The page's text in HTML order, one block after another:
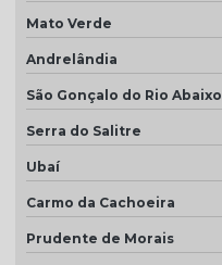
Mato Verde
Andrelândia
São Gonçalo do Rio Abaixo
Serra do Salitre
Ubaí
Carmo da Cachoeira
Prudente de Morais